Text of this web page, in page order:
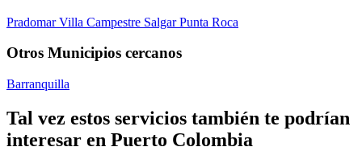
PradomarVilla Campestre SalgarPunta Roca
Otros Municipios cercanos
Barranquilla
Tal vez estos servicios también te podrían
interesar en Puerto Colombia